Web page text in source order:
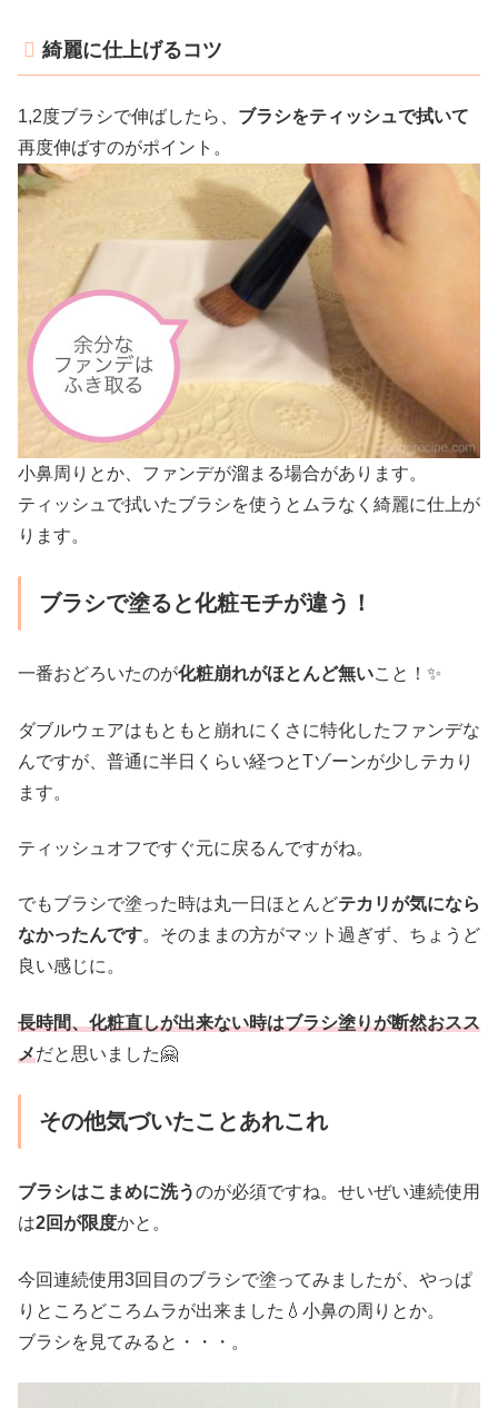
綺麗に仕上げるコツ
1,2度ブラシで伸ばしたら、 ブラシをティッシュで拭いて
再度伸ばすのがポイント。
小鼻周りとか、ファンデが溜まる場合があります。
ティッシュで拭いたブラシを使うとムラなく綺麗に仕上が
ります。
ブラシで塗ると化粧モチが違う！
一番おどろいたのが化粧崩れがほとんど無いこと！✨
ダブルウェアはもともと崩れにくさに特化したファンデな
んですが、普通に半日くらい経つとTゾーンが少しテカり
ます。
ティッシュオフですぐ元に戻るんですがね。
でもブラシで塗った時は丸一日ほとんどテカリが気になら
なかったんです。そのままの方がマット過ぎず、ちょうど
良い感じに。
長時間、化粧直しが出来ない時はブラシ塗りが断然おスス
メだと思いました🤗
その他気づいたことあれこれ
ブラシはこまめに洗うのが必須ですね。せいぜい連続使用
は2回が限度かと。
今回連続使用3回目のブラシで塗ってみましたが、やっぱ
りところどころムラが出来ました💧小鼻の周りとか。
ブラシを見てみると・・・。